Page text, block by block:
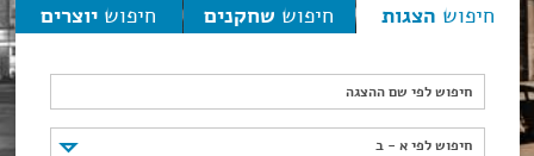
חיפוש הצגות חיפוש שחקנים חיפוש יוצרים
חיפוש לפי שם ההצגה
חיפוש לפי א - ב
חיפוש לפי א - ב